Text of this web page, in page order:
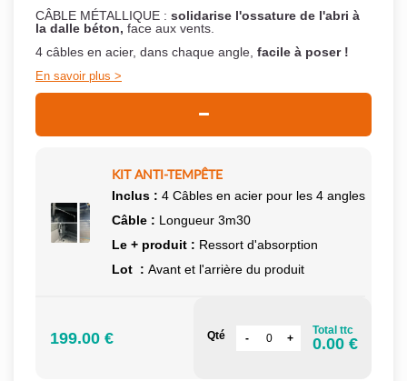
CÂBLE MÉTALLIQUE : solidarise l'ossature de l'abri à
la dalle béton, face aux vents.
4 câbles en acier, dans chaque angle, facile à poser !
En savoir plus
KIT ANTI-TEMPÊTE
Inclus : 4 Câbles en acier pour les 4 angles
Câble : Longueur 3m30
Le + produit : Ressort d'absorption
Lot : Avant et l'arrière du produit
199.00 € Qté Total ttc
0.00 €